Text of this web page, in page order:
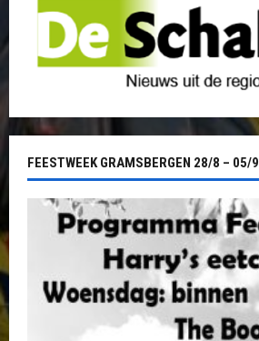
FEESTWEEK GRAMSBERGEN 28/8 – 05/9